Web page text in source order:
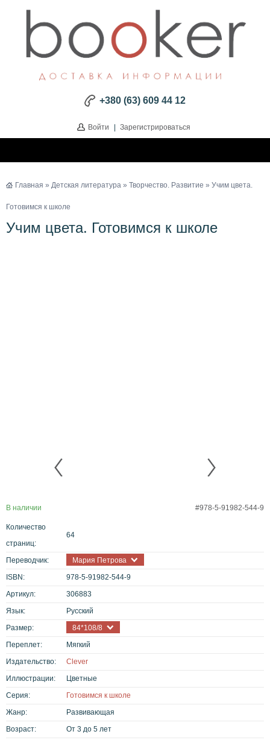
+380 (63) 609 44 12
Войти | Зарегистрироваться
Главная » Детская литература » Творчество. Развитие » Учим цвета.
Готовимся к школе
Учим цвета. Готовимся к школе
#978-5-91982-544-9
В наличии
Количество
страниц:
64
Переводчик:
Мария Петрова
ISBN:
978-5-91982-544-9
Артикул:
306883
Язык:
Русский
Размер:
84*108/8
Переплет:
Мягкий
Издательство:
Clever
Иллюстрации:
Цветные
Серия:
Готовимся к школе
Жанр:
Развивающая
Возраст:
От 3 до 5 лет